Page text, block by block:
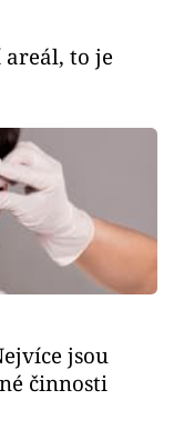
to je
jsou
činnosti